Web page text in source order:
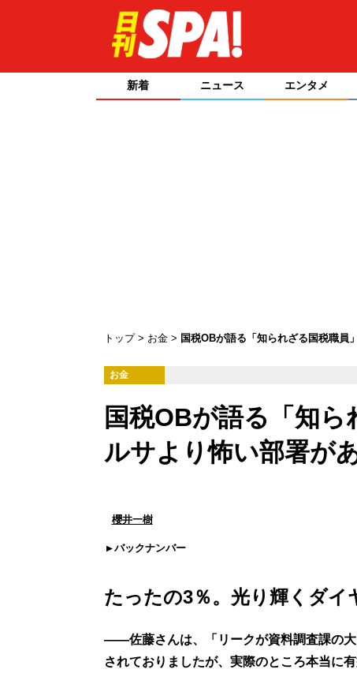
新着 ニュース エンタメ
トップ お金
国税OBが語る「知られざる国税職員
お金
国税OBが語る「知
ルサより怖い部署が
櫻井一樹
バックナンバー
たったの3％。光り輝くダイ
――佐藤さんは、「リークが資料調査課の
されておりましたが、実際のところ本当に